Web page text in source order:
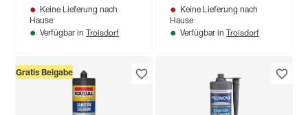
Keine Lieferung nach
Hause
Verfügbar in Troisdorf
Keine Lieferung nach
Hause
Verfügbar in Troisdorf
Gratis Beigabe